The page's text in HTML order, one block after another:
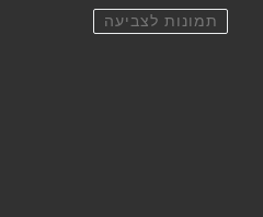
תמונות לצביעה